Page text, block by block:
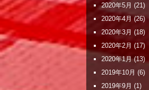
2020年5月 (21)
2020年4月 (26)
2020年3月 (18)
2020年2月 (17)
2020年1月(13)
2019年10月 (6)
2019年9月 (1)